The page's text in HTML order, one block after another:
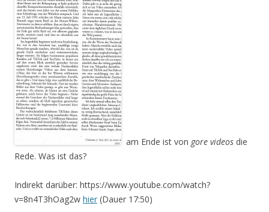
am Ende ist von gore videos die
Rede. Was ist das?
Indirekt darüber: https://www.youtube.com/watch?
v=8n4T3hOag2w hier (Dauer 17:50)